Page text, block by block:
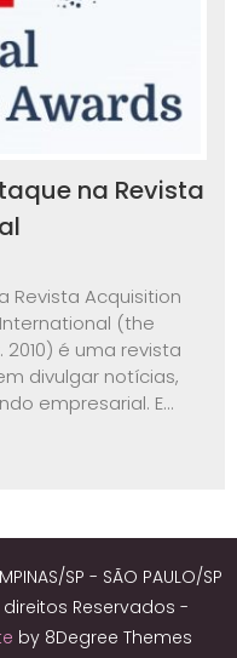
na Revista
Revista Acquisition
(the
é uma revista
divulgar notícias,
empresarial. E...
SP - SÃO PAULO/SP
Reservados -
by 8Degree Themes